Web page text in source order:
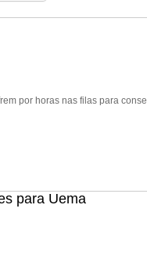
por horas nas filas para
para Uema